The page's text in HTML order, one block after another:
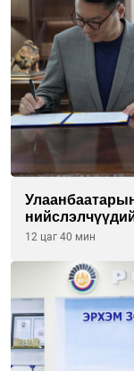
төслийг
12 цаг 40 мин